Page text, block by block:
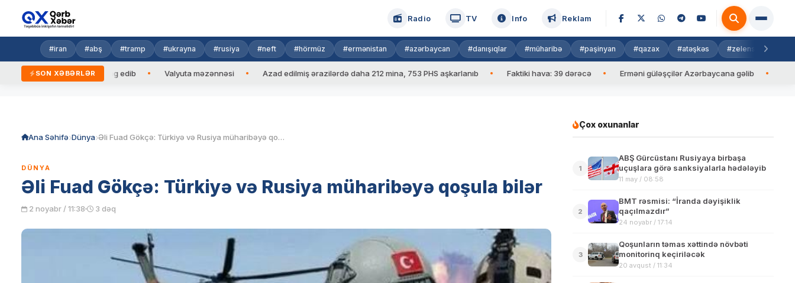
Radio TV Info Reklam
#iran #abş #tramp #ukrayna #rusiya #neft #hörmüz #ermənistan #azərbaycan #danışıqlar #müharibə #paşinyan #qazax #atəşkəs #zelenski
SON XƏBƏRLƏR
Prezidentinə zəng edib Valyuta məzənnəsi Azad edilmiş ərazilərdə daha 212 mina, 753 PHS aşkarlanıb Faktiki hava: 39 dərəcə Erməni güləşçilər Azərbaycana gəlib İlham
Ana Səhifə Dünya Əli Fuad Gökçə: Türkiyə və Rusiya müharibəyə qoşula bilər
DÜNYA
Əli Fuad Gökçə: Türkiyə və Rusiya müharibəyə qoşula bilər
2 noyabr / 11:38 3 dəq
Çox oxunanlar
1
ABŞ Gürcüstanı Rusiyaya birbaşa
uçuşlara görə sanksiyalarla hədələyib
11 may / 08:58
2
BMT rəsmisi: “İranda dəyişiklik
qaçılmazdır”
24 noyabr / 17:14
3
Qoşunların təmas xəttində növbəti
monitorinq keçiriləcək
20 avqust / 11:34